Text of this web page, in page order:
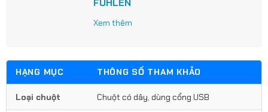
FUHLEN
Xem thêm
HẠNG MỤC THÔNG SỐ THAM KHẢO
Loại chuột Chuột có dây, dùng cổng USB